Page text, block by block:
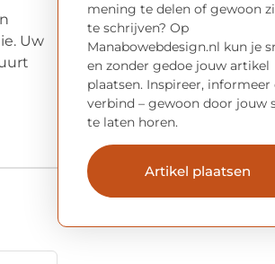
Uw
mening te delen of gewoon
te schrijven? Op
Manabowebdesign.nl kun je
en zonder gedoe jouw artikel
plaatsen. Inspireer, informeer
verbind – gewoon door jouw
te laten horen.
Artikel plaatsen